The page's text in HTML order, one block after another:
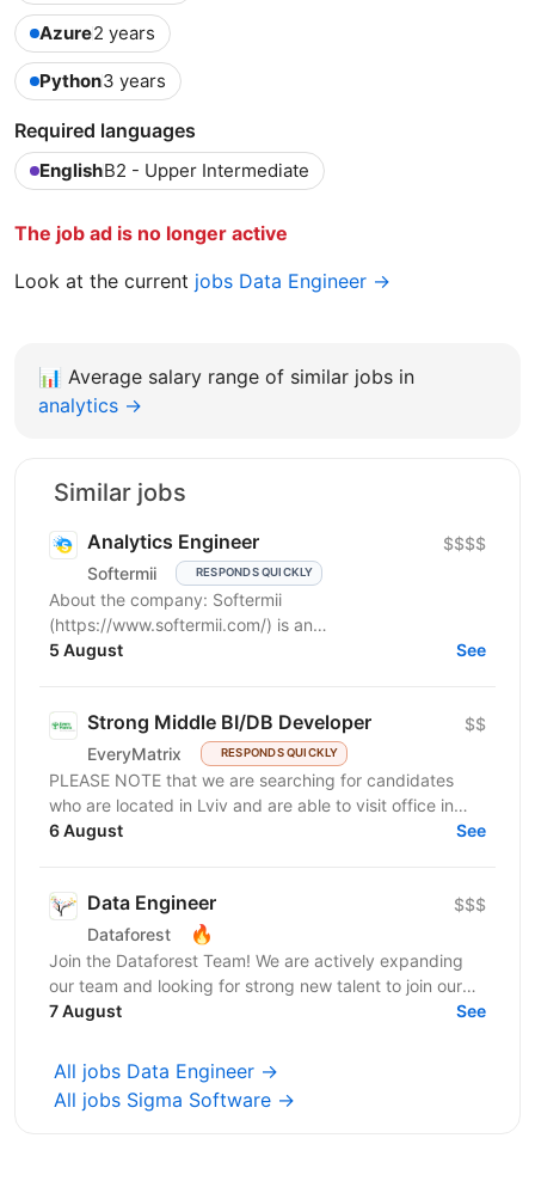
Azure2 years
Python3 years
Required languages
EnglishB2 - Upper Intermediate
The job ad is no longer active
Look at the current jobs Data Engineer →
📊 Average salary range of similar jobs in
analytics →
Similar jobs
Analytics Engineer
Softermii RESPONDS QUICKLY
$$$$
About the company: Softermii
(https://www.softermii.com/) is an
outsourcing/outstaffing company with more than 11
5 August See
Strong Middle BI/DB Developer
EveryMatrix RESPONDS QUICKLY
$$
PLEASE NOTE that we are searching for candidates
who are located in Lviv and are able to visit office in
Lviv. About us: EveryMatrix is a leading B2B SaaS...
6 August See
Data Engineer
Dataforest 🔥
$$$
Join the Dataforest Team! We are actively expanding
our team and looking for strong new talent to join our
ranks. If you are a Data Engineer seeking a...
7 August See
All jobs Data Engineer →
All jobs Sigma Software →